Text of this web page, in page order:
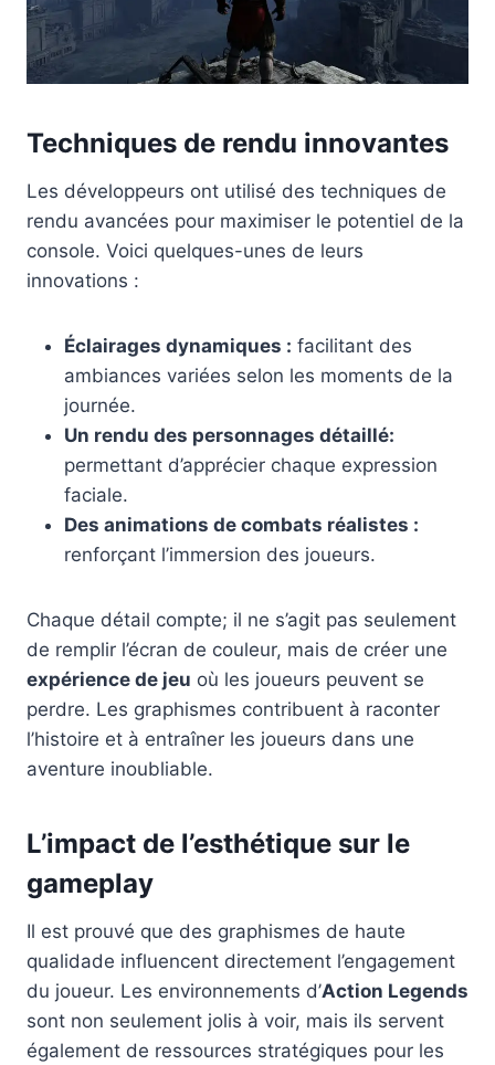
Techniques de rendu innovantes
Les développeurs ont utilisé des techniques de
rendu avancées pour maximiser le potentiel de la
console. Voici quelques-unes de leurs
innovations :
Éclairages dynamiques : facilitant des
ambiances variées selon les moments de la
journée.
Un rendu des personnages détaillé:
permettant d’apprécier chaque expression
faciale.
Des animations de combats réalistes :
renforçant l’immersion des joueurs.
Chaque détail compte; il ne s’agit pas seulement
de remplir l’écran de couleur, mais de créer une
expérience de jeu où les joueurs peuvent se
perdre. Les graphismes contribuent à raconter
l’histoire et à entraîner les joueurs dans une
aventure inoubliable.
L’impact de l’esthétique sur le
gameplay
Il est prouvé que des graphismes de haute
qualidade influencent directement l’engagement
du joueur. Les environnements d’Action Legends
sont non seulement jolis à voir, mais ils servent
également de ressources stratégiques pour les